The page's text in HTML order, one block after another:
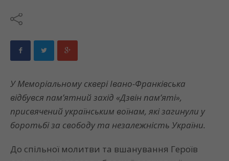
У Меморіальному сквері Івано-Франківська
відбувся пам’ятний захід «Дзвін пам’яті»,
присвячений українським воїнам, які загинули у
боротьбі за свободу та незалежність України.
До спільної молитви та вшанування Героїв